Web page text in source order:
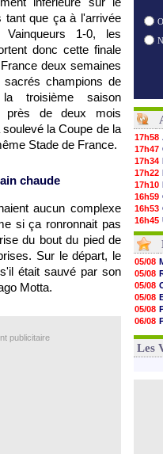
tant que ça à l'arrivée
1-0, les
donc cette finale
deux semaines
champions de
troisième saison
près de deux mois
la Coupe de la
Stade de France.
chaude
aucun complexe
si ça ronronnait pas
du bout du pied de
Sur le départ, le
était sauvé par son
Motta.
publicitaire
17h58
17h47
17h34
17h22
17h10
16h59
16h53
16h45
16h34
16h21
16h04
15h50
15h40
15h18
15h01
14h46
14h25
14h12
13h51
05/08
05/08
05/08
05/08
05/08
06/08
04/08
Les